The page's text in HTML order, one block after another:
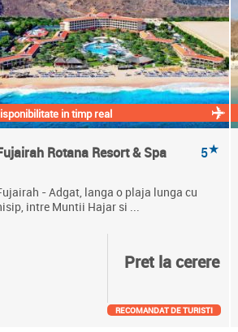
in timp real
Rotana Resort & Spa 5★
- Adgat, langa o plaja lunga cu
intre Muntii Hajar si ...
Pret la cerere
RECOMANDAT DE TURISTI